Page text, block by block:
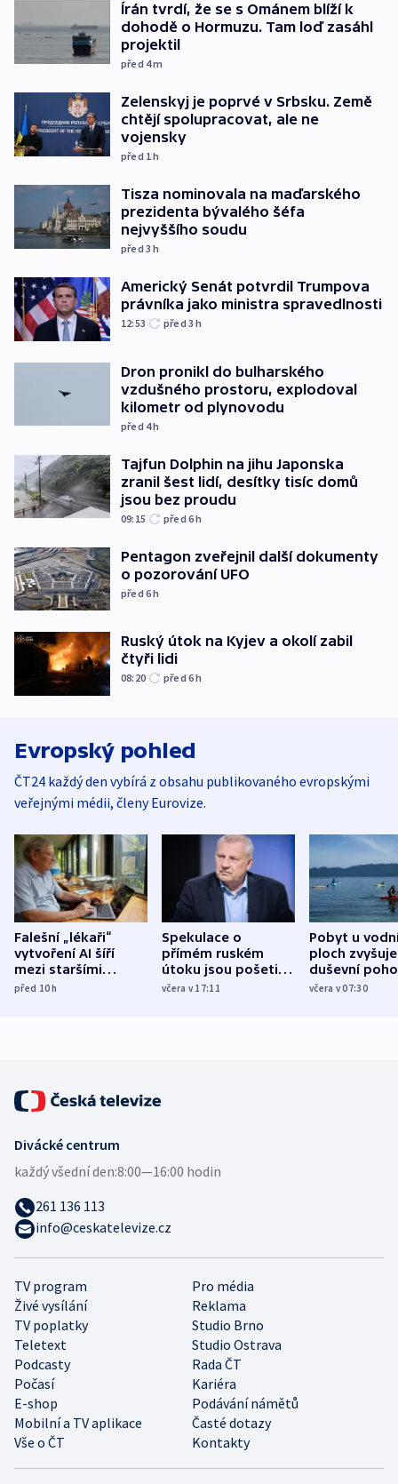
Írán tvrdí, že se s Ománem blíží k
dohodě o Hormuzu. Tam loď zasáhl
projektil
před 4m
Zelenskyj je poprvé v Srbsku. Země
chtějí spolupracovat, ale ne
vojensky
před 1h
Tisza nominovala na maďarského
prezidenta bývalého šéfa
nejvyššího soudu
před 3h
Americký Senát potvrdil Trumpova
právníka jako ministra spravedlnosti
12:53 před 3h
Dron pronikl do bulharského
vzdušného prostoru, explodoval
kilometr od plynovodu
před 4h
Tajfun Dolphin na jihu Japonska
zranil šest lidí, desítky tisíc domů
jsou bez proudu
09:15 před 6h
Pentagon zveřejnil další dokumenty
o pozorování UFO
před 6h
Ruský útok na Kyjev a okolí zabil
čtyři lidi
08:20 před 6h
Evropský pohled
ČT24 každý den vybírá z obsahu publikovaného evropskými
veřejnými médii, členy Eurovize.
Falešní „lékaři“
vytvoření AI šíří
mezi staršími
Poláky nebezpečné
před 10h
Spekulace o
přímém ruském
útoku jsou pošetilé,
míní estonský
včera v 17:11
Pobyt u
ploch zvyšuje
duševní
ukázala
včera v 07:30
TV program
Pro média
Živé vysílání
Reklama
TV poplatky
Studio Brno
Teletext
Studio Ostrava
Podcasty
Rada ČT
Počasí
Kariéra
E-shop
Podávání námětů
Mobilní a TV aplikace
Časté dotazy
Vše o ČT
Kontakty
Divácké centrum
každý všední den:8:00—16:00 hodin
261 136 113
info@ceskatelevize.cz